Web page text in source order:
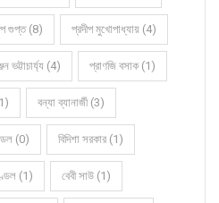
গুপ্ত (8) প্রদীপ মুখোপাধ্যায় (4)
ভট্টাচার্য্য (4) প্রাণজি বসাক (1)
বন্যা ব্যানার্জী (3)
(0) বিদিশা সরকার (1)
(1) বেবী সাউ (1)